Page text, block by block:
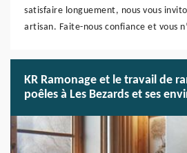
satisfaire longuement, nous vous
artisan. Faite-nous confiance et vous
KR Ramonage et le travail de
poêles à Les Bezards et ses